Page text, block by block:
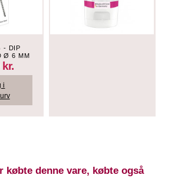
- DIP
Ø 6 MM
i
købte denne vare, købte også